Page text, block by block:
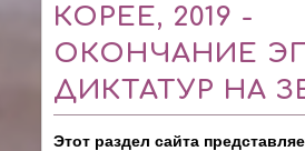
КОРЕЕ, 2019 -
ОКОНЧАНИЕ
ДИКТАТУР НА
Этот раздел сайта